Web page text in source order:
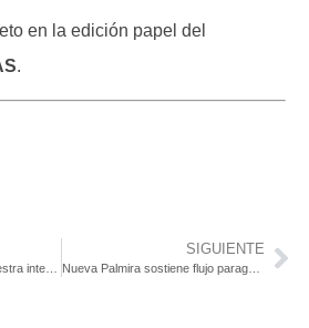
en la edición papel del
.
SIGUIENTE
Nueva Palmira sostiene flujo paraguayo y Brasil incrementa su presencia en la hidrovía